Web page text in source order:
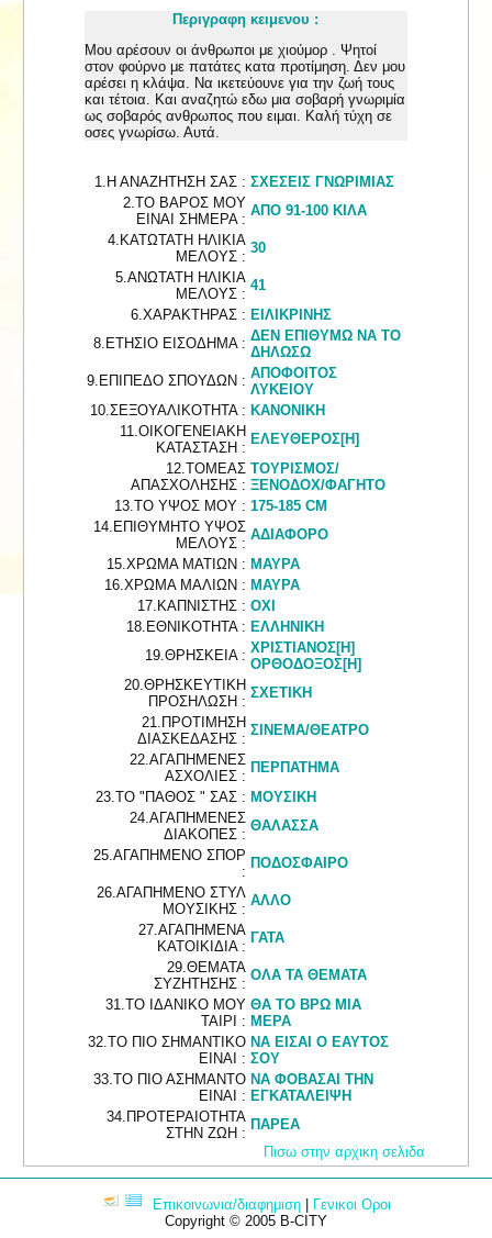
Περιγραφη κειμενου :
Μου αρέσουν οι άνθρωποι με χιούμορ . Ψητοί
στον φούρνο με πατάτες κατα προτίμηση. Δεν μου
αρέσει η κλάψα. Να ικετεύουνε για την ζωή τους
και τέτοια. Και αναζητώ εδω μια σοβαρή γνωριμία
ως σοβαρός ανθρωπος που ειμαι. Καλή τύχη σε
οσες γνωρίσω. Αυτά.
1.Η ΑΝΑΖΗΤΗΣΗ ΣΑΣ : ΣΧΕΣΕΙΣ ΓΝΩΡΙΜΙΑΣ
2.ΤΟ ΒΑΡΟΣ ΜΟΥ
ΕΙΝΑΙ ΣΗΜΕΡΑ :
ΑΠΟ 91-100 ΚΙΛΑ
4.ΚΑΤΩΤΑΤΗ ΗΛΙΚΙΑ
ΜΕΛΟΥΣ :
30
5.ΑΝΩΤΑΤΗ ΗΛΙΚΙΑ
ΜΕΛΟΥΣ :
41
6.ΧΑΡΑΚΤΗΡΑΣ : ΕΙΛΙΚΡΙΝΗΣ
8.ΕΤΗΣΙΟ ΕΙΣΟΔΗΜΑ : ΔΕΝ ΕΠΙΘΥΜΩ ΝΑ ΤΟ
ΔΗΛΩΣΩ
9.ΕΠΙΠΕΔΟ ΣΠΟΥΔΩΝ : ΑΠΟΦΟΙΤΟΣ
ΛΥΚΕΙΟΥ
10.ΣΕΞΟΥΑΛΙΚΟΤΗΤΑ : ΚΑΝΟΝΙΚΗ
11.ΟΙΚΟΓΕΝΕΙΑΚΗ
ΚΑΤΑΣΤΑΣΗ :
ΕΛΕΥΘΕΡΟΣ[Η]
12.ΤΟΜΕΑΣ
ΑΠΑΣΧΟΛΗΣΗΣ :
ΤΟΥΡΙΣΜΟΣ/
ΞΕΝΟΔΟΧ/ΦΑΓΗΤΟ
13.ΤΟ ΥΨΟΣ ΜΟΥ : 175-185 CM
14.ΕΠΙΘΥΜΗΤΟ ΥΨΟΣ
ΜΕΛΟΥΣ :
ΑΔΙΑΦΟΡΟ
15.ΧΡΩΜΑ ΜΑΤΙΩΝ : ΜΑΥΡΑ
16.ΧΡΩΜΑ ΜΑΛΙΩΝ : ΜΑΥΡΑ
17.ΚΑΠΝΙΣΤΗΣ : ΟΧΙ
18.ΕΘΝΙΚΟΤΗΤΑ : ΕΛΛΗΝΙΚΗ
19.ΘΡΗΣΚΕΙΑ : ΧΡΙΣΤΙΑΝΟΣ[Η]
ΟΡΘΟΔΟΞΟΣ[Η]
20.ΘΡΗΣΚΕΥΤΙΚΗ
ΠΡΟΣΗΛΩΣΗ :
ΣΧΕΤΙΚΗ
21.ΠΡΟΤΙΜΗΣΗ
ΔΙΑΣΚΕΔΑΣΗΣ :
ΣΙΝΕΜΑ/ΘΕΑΤΡΟ
22.ΑΓΑΠΗΜΕΝΕΣ
ΑΣΧΟΛΙΕΣ :
ΠΕΡΠΑΤΗΜΑ
23.ΤΟ "ΠΑΘΟΣ " ΣΑΣ : ΜΟΥΣΙΚΗ
24.ΑΓΑΠΗΜΕΝΕΣ
ΔΙΑΚΟΠΕΣ :
ΘΑΛΑΣΣΑ
25.ΑΓΑΠΗΜΕΝΟ ΣΠΟΡ
:
ΠΟΔΟΣΦΑΙΡΟ
26.ΑΓΑΠΗΜΕΝΟ ΣΤΥΛ
ΜΟΥΣΙΚΗΣ :
ΑΛΛΟ
27.ΑΓΑΠΗΜΕΝΑ
ΚΑΤΟΙΚΙΔΙΑ :
ΓΑΤΑ
29.ΘΕΜΑΤΑ
ΣΥΖΗΤΗΣΗΣ :
ΟΛΑ ΤΑ ΘΕΜΑΤΑ
31.ΤΟ ΙΔΑΝΙΚΟ ΜΟΥ
ΤΑΙΡΙ :
ΘΑ ΤΟ ΒΡΩ ΜΙΑ
ΜΕΡΑ
32.ΤΟ ΠΙΟ ΣΗΜΑΝΤΙΚΟ
ΕΙΝΑΙ :
ΝΑ ΕΙΣΑΙ Ο ΕΑΥΤΟΣ
ΣΟΥ
33.ΤΟ ΠΙΟ ΑΣΗΜΑΝΤΟ
ΕΙΝΑΙ :
ΝΑ ΦΟΒΑΣΑΙ ΤΗΝ
ΕΓΚΑΤΑΛΕΙΨΗ
34.ΠΡΟΤΕΡΑΙΟΤΗΤΑ
ΣΤΗΝ ΖΩΗ :
ΠΑΡΕΑ
Πισω στην αρχικη σελιδα
Επικοινωνια/διαφημιση|
Γενικοι Οροι
Copyright © 2005 B-CITY